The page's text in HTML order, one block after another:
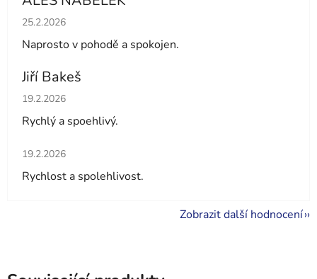
Hodnocení obchodu je 5 z 5 hvězdiček.
25.2.2026
Naprosto v pohodě a spokojen.
Jiří Bakeš
Hodnocení obchodu je 5 z 5 hvězdiček.
19.2.2026
Rychlý a spoehlivý.
Hodnocení obchodu je 5 z 5 hvězdiček.
19.2.2026
Rychlost a spolehlivost.
Zobrazit další hodnocení